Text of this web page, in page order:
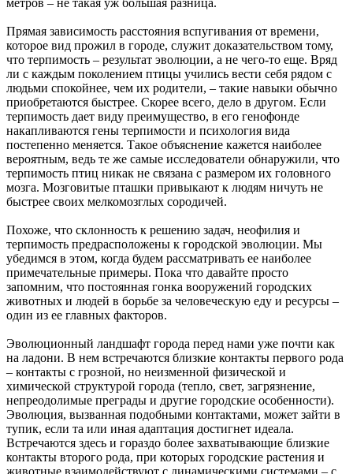
Прямая зависимость расстояния вспугивания от времени,
которое вид прожил в городе, служит доказательством тому,
что терпимость – результат эволюции, а не чего-то еще. Вряд
ли с каждым поколением птицы учились вести себя рядом с
людьми спокойнее, чем их родители, – такие навыки обычно
приобретаются быстрее. Скорее всего, дело в другом. Если
терпимость дает виду преимущество, в его генофонде
накапливаются гены терпимости и психология вида
постепенно меняется. Такое объяснение кажется наиболее
вероятным, ведь те же самые исследователи обнаружили, что
терпимость птиц никак не связана с размером их головного
мозга. Мозговитые пташки привыкают к людям ничуть не
быстрее своих мелкомозглых сородичей.
Похоже, что склонность к решению задач, неофилия и
терпимость предрасположены к городской эволюции. Мы
убедимся в этом, когда будем рассматривать ее наиболее
примечательные примеры. Пока что давайте просто
запомним, что постоянная гонка вооружений городских
животных и людей в борьбе за человеческую еду и ресурсы –
один из ее главных факторов.
Эволюционный ландшафт города перед нами уже почти как
на ладони. В нем встречаются близкие контакты первого рода
– контакты с грозной, но неизменной физической и
химической структурой города (тепло, свет, загрязнение,
непреодолимые преграды и другие городские особенности).
Эволюция, вызванная подобными контактами, может зайти в
тупик, если та или иная адаптация достигнет идеала.
Встречаются здесь и гораздо более захватывающие близкие
контакты второго рода, при которых городские растения и
животные взаимодействуют с динамическими системами – с